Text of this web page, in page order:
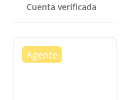
Cuenta verificada